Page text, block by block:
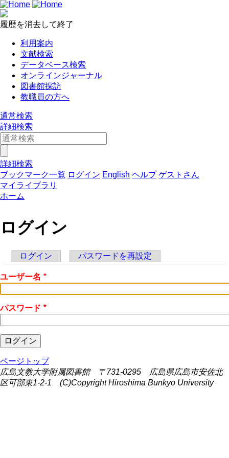
履歴を消去して終了
利用案内
文献検索
データベース検索
オンラインジャーナル
図書館探訪
教職員の方へ
通常検索
詳細検索
詳細検索
ブックマーク一覧 ログイン English ヘルプ ゲストさん
マイライブラリ
ホーム
ログイン
tabs
ログイン パスワードを再設定
ユーザー名
パスワード
ページトップ
広島文教大学附属図書館 〒731-0295 広島県広島市安佐北
区可部東1-2-1 (C)Copyright Hiroshima Bunkyo University